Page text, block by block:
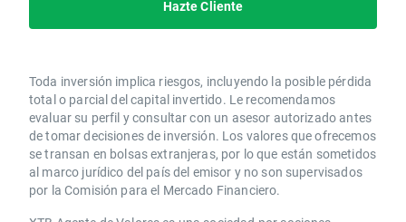
Hazte Cliente
Toda inversión implica riesgos, incluyendo la posible pérdida
total o parcial del capital invertido. Le recomendamos
evaluar su perfil y consultar con un asesor autorizado antes
de tomar decisiones de inversión. Los valores que ofrecemos
se transan en bolsas extranjeras, por lo que están sometidos
al marco jurídico del país del emisor y no son supervisados
por la Comisión para el Mercado Financiero.